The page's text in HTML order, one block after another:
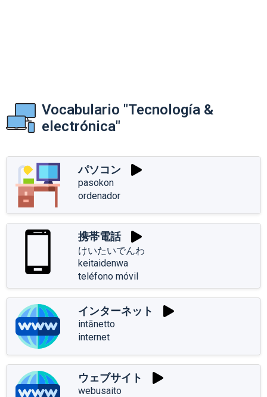
Vocabulario "Tecnología &
electrónica"
パソコン
pasokon
ordenador
携帯電話
けいたいでんわ
keitaidenwa
teléfono móvil
インターネット
intānetto
internet
ウェブサイト
webusaito